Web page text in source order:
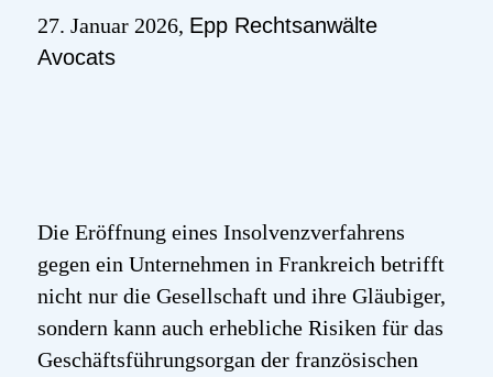
27. Januar 2026, Epp Rechtsanwälte
Avocats
Die Eröffnung eines Insolvenzverfahrens
gegen ein Unternehmen in Frankreich betrifft
nicht nur die Gesellschaft und ihre Gläubiger,
sondern kann auch erhebliche Risiken für das
Geschäftsführungsorgan der französischen